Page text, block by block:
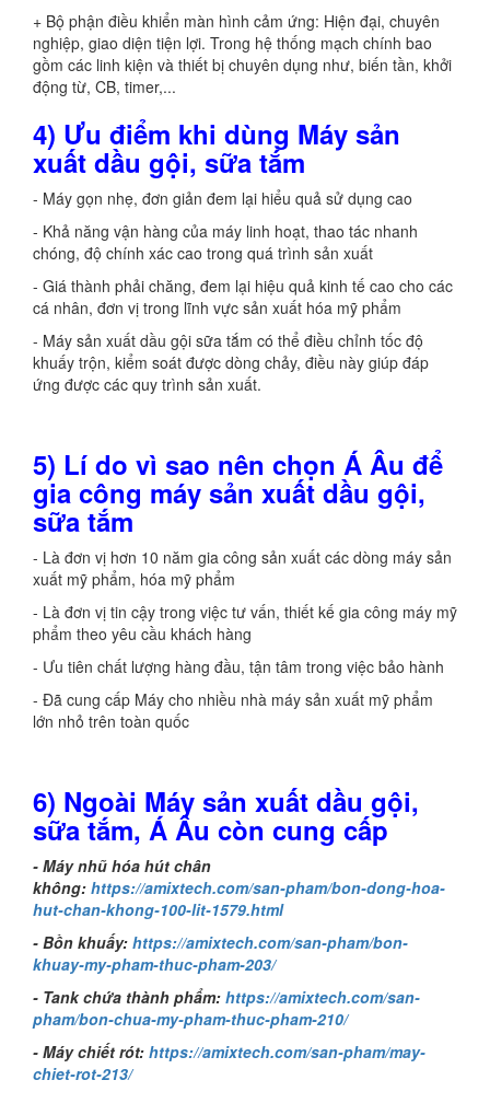
+ Bộ phận điều khiển màn hình cảm ứng: Hiện đại, chuyên
nghiệp, giao diện tiện lợi. Trong hệ thống mạch chính bao
gồm các linh kiện và thiết bị chuyên dụng như, biến tần, khởi
động từ, CB, timer,...
4) Ưu điểm khi dùng Máy sản
xuất dầu gội, sữa tắm
- Máy gọn nhẹ, đơn giản đem lại hiểu quả sử dụng cao
- Khả năng vận hàng của máy linh hoạt, thao tác nhanh
chóng, độ chính xác cao trong quá trình sản xuất
- Giá thành phải chăng, đem lại hiệu quả kinh tế cao cho các
cá nhân, đơn vị trong lĩnh vực sản xuất hóa mỹ phẩm
- Máy sản xuất dầu gội sữa tắm có thể điều chỉnh tốc độ
khuấy trộn, kiểm soát được dòng chảy, điều này giúp đáp
ứng được các quy trình sản xuất.
5) Lí do vì sao nên chọn Á Âu để
gia công máy sản xuất dầu gội,
sữa tắm
- Là đơn vị hơn 10 năm gia công sản xuất các dòng máy sản
xuất mỹ phẩm, hóa mỹ phẩm
- Là đơn vị tin cậy trong việc tư vấn, thiết kế gia công máy mỹ
phẩm theo yêu cầu khách hàng
- Ưu tiên chất lượng hàng đầu, tận tâm trong việc bảo hành
- Đã cung cấp Máy cho nhiều nhà máy sản xuất mỹ phẩm
lớn nhỏ trên toàn quốc
6) Ngoài Máy sản xuất dầu gội,
sữa tắm, Á Âu còn cung cấp
- Máy nhũ hóa hút chân
không: https://amixtech.com/san-pham/bon-dong-hoa-
hut-chan-khong-100-lit-1579.html
- Bồn khuấy: https://amixtech.com/san-pham/bon-
khuay-my-pham-thuc-pham-203/
- Tank chứa thành phẩm: https://amixtech.com/san-
pham/bon-chua-my-pham-thuc-pham-210/
- Máy chiết rót: https://amixtech.com/san-pham/may-
chiet-rot-213/